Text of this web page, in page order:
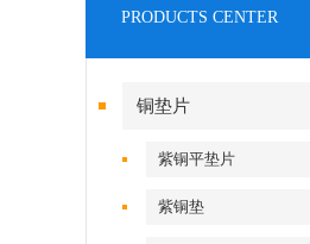
PRODUCTS CENTER
铜垫片
紫铜平垫片
紫铜垫